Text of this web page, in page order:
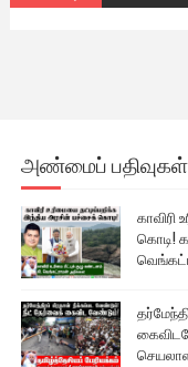
அண்மைப் பதிவுகள்
கொடி!